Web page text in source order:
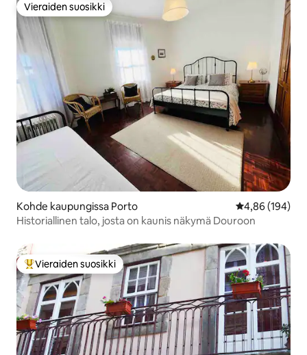
Vieraiden suosikki
Vieraiden suosikki
Kohde kaupungissa Porto
4,86 (194)
Historiallinen talo, josta on kaunis näkymä Douroon
Vieraiden suosikkien parhaimmistoa
Vieraiden suosikki